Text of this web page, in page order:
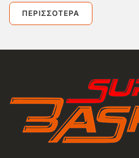
ΠΕΡΙΣΣΌΤΕΡΑ